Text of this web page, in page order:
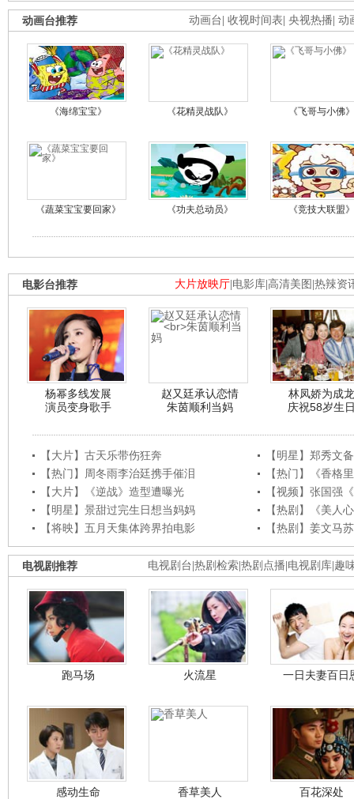
动画台 收视时间表 央视热播 动
动画台推荐
《海绵宝宝》 《花精灵战队》 《飞哥与小佛》
《蔬菜宝宝要回家》 《功夫总动员》 《竞技大联盟》
大片放映厅 电影库 高清美图 热辣资
电影台推荐
杨幂多线发展
演员变身歌手
赵又廷承认恋情
朱茵顺利当妈
林凤娇为成龙
庆祝58岁生
【大片】古天乐带伤狂奔
【明星】郑秀文
【热门】周冬雨李治廷携手催泪
【热门】《香格
【大片】《逆战》造型遭曝光
【视频】张国强
【明星】景甜过完生日想当妈妈
【热剧】《美人
【将映】五月天集体跨界拍电影
【热剧】姜文马
电视剧台 热剧检索 热剧点播 电视剧库 趣
电视剧推荐
跑马场 火流星 一日夫妻百日
感动生命 香草美人 百花深处